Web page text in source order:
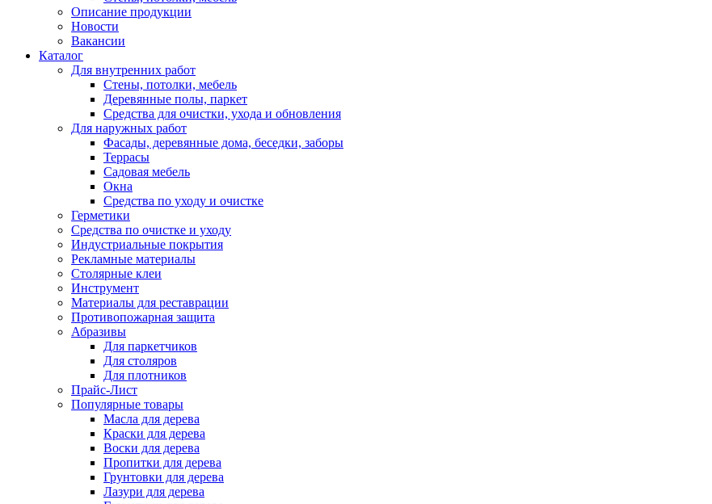
Описание продукции
Новости
Вакансии
Каталог
Для внутренних работ
Стены, потолки, мебель
Деревянные полы, паркет
Средства для очистки, ухода и обновления
Для наружных работ
Фасады, деревянные дома, беседки, заборы
Террасы
Садовая мебель
Окна
Средства по уходу и очистке
Герметики
Средства по очистке и уходу
Индустриальные покрытия
Рекламные материалы
Столярные клеи
Инструмент
Материалы для реставрации
Противопожарная защита
Абразивы
Для паркетчиков
Для столяров
Для плотников
Прайс-Лист
Популярные товары
Масла для дерева
Краски для дерева
Воски для дерева
Пропитки для дерева
Грунтовки для дерева
Лазури для дерева